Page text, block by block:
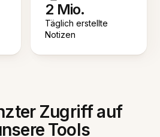
2 Mio.
Täglich erstellte
Notizen
Zugriff auf
Tools